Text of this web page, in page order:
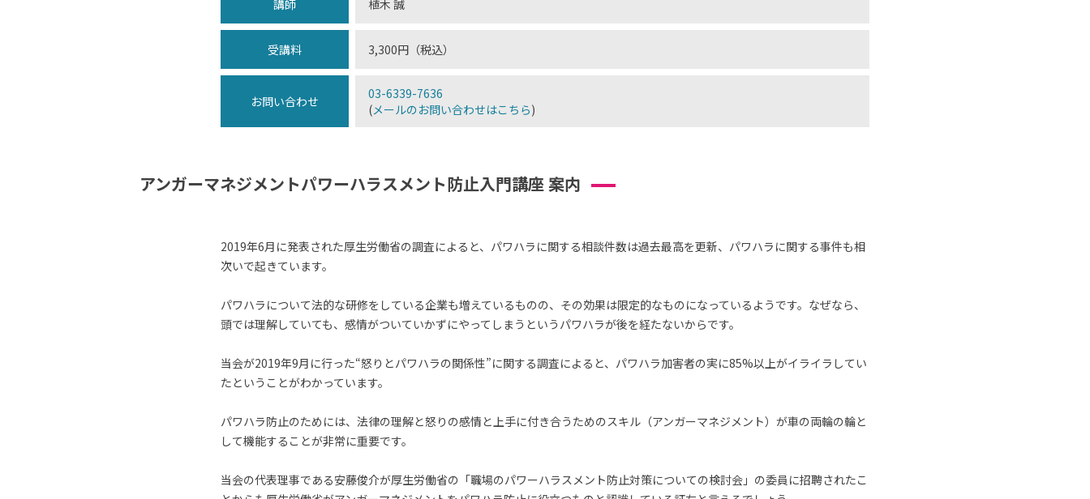
講師 植木 誠
受講料 3,300円（税込）
お問い合わせ
03-6339-7636
(メールのお問い合わせはこちら)
アンガーマネジメントパワーハラスメント防止入門講座 案内
2019年6月に発表された厚生労働省の調査によると、パワハラに関する相談件数は過去最高を更新、パワハラに関する事件も相
次いで起きています。
パワハラについて法的な研修をしている企業も増えているものの、その効果は限定的なものになっているようです。なぜなら、
頭では理解していても、感情がついていかずにやってしまうというパワハラが後を経たないからです。
当会が2019年9月に行った“怒りとパワハラの関係性”に関する調査によると、パワハラ加害者の実に85%以上がイライラしてい
たということがわかっています。
パワハラ防止のためには、法律の理解と怒りの感情と上手に付き合うためのスキル（アンガーマネジメント）が車の両輪の輪と
して機能することが非常に重要です。
当会の代表理事である安藤俊介が厚生労働省の「職場のパワーハラスメント防止対策についての検討会」の委員に招聘されたこ